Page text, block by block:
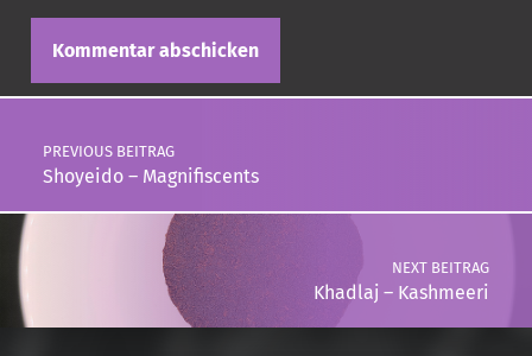
Post navigation
PREVIOUS BEITRAG
Shoyeido – Magnifiscents
NEXT BEITRAG
Khadlaj – Kashmeeri